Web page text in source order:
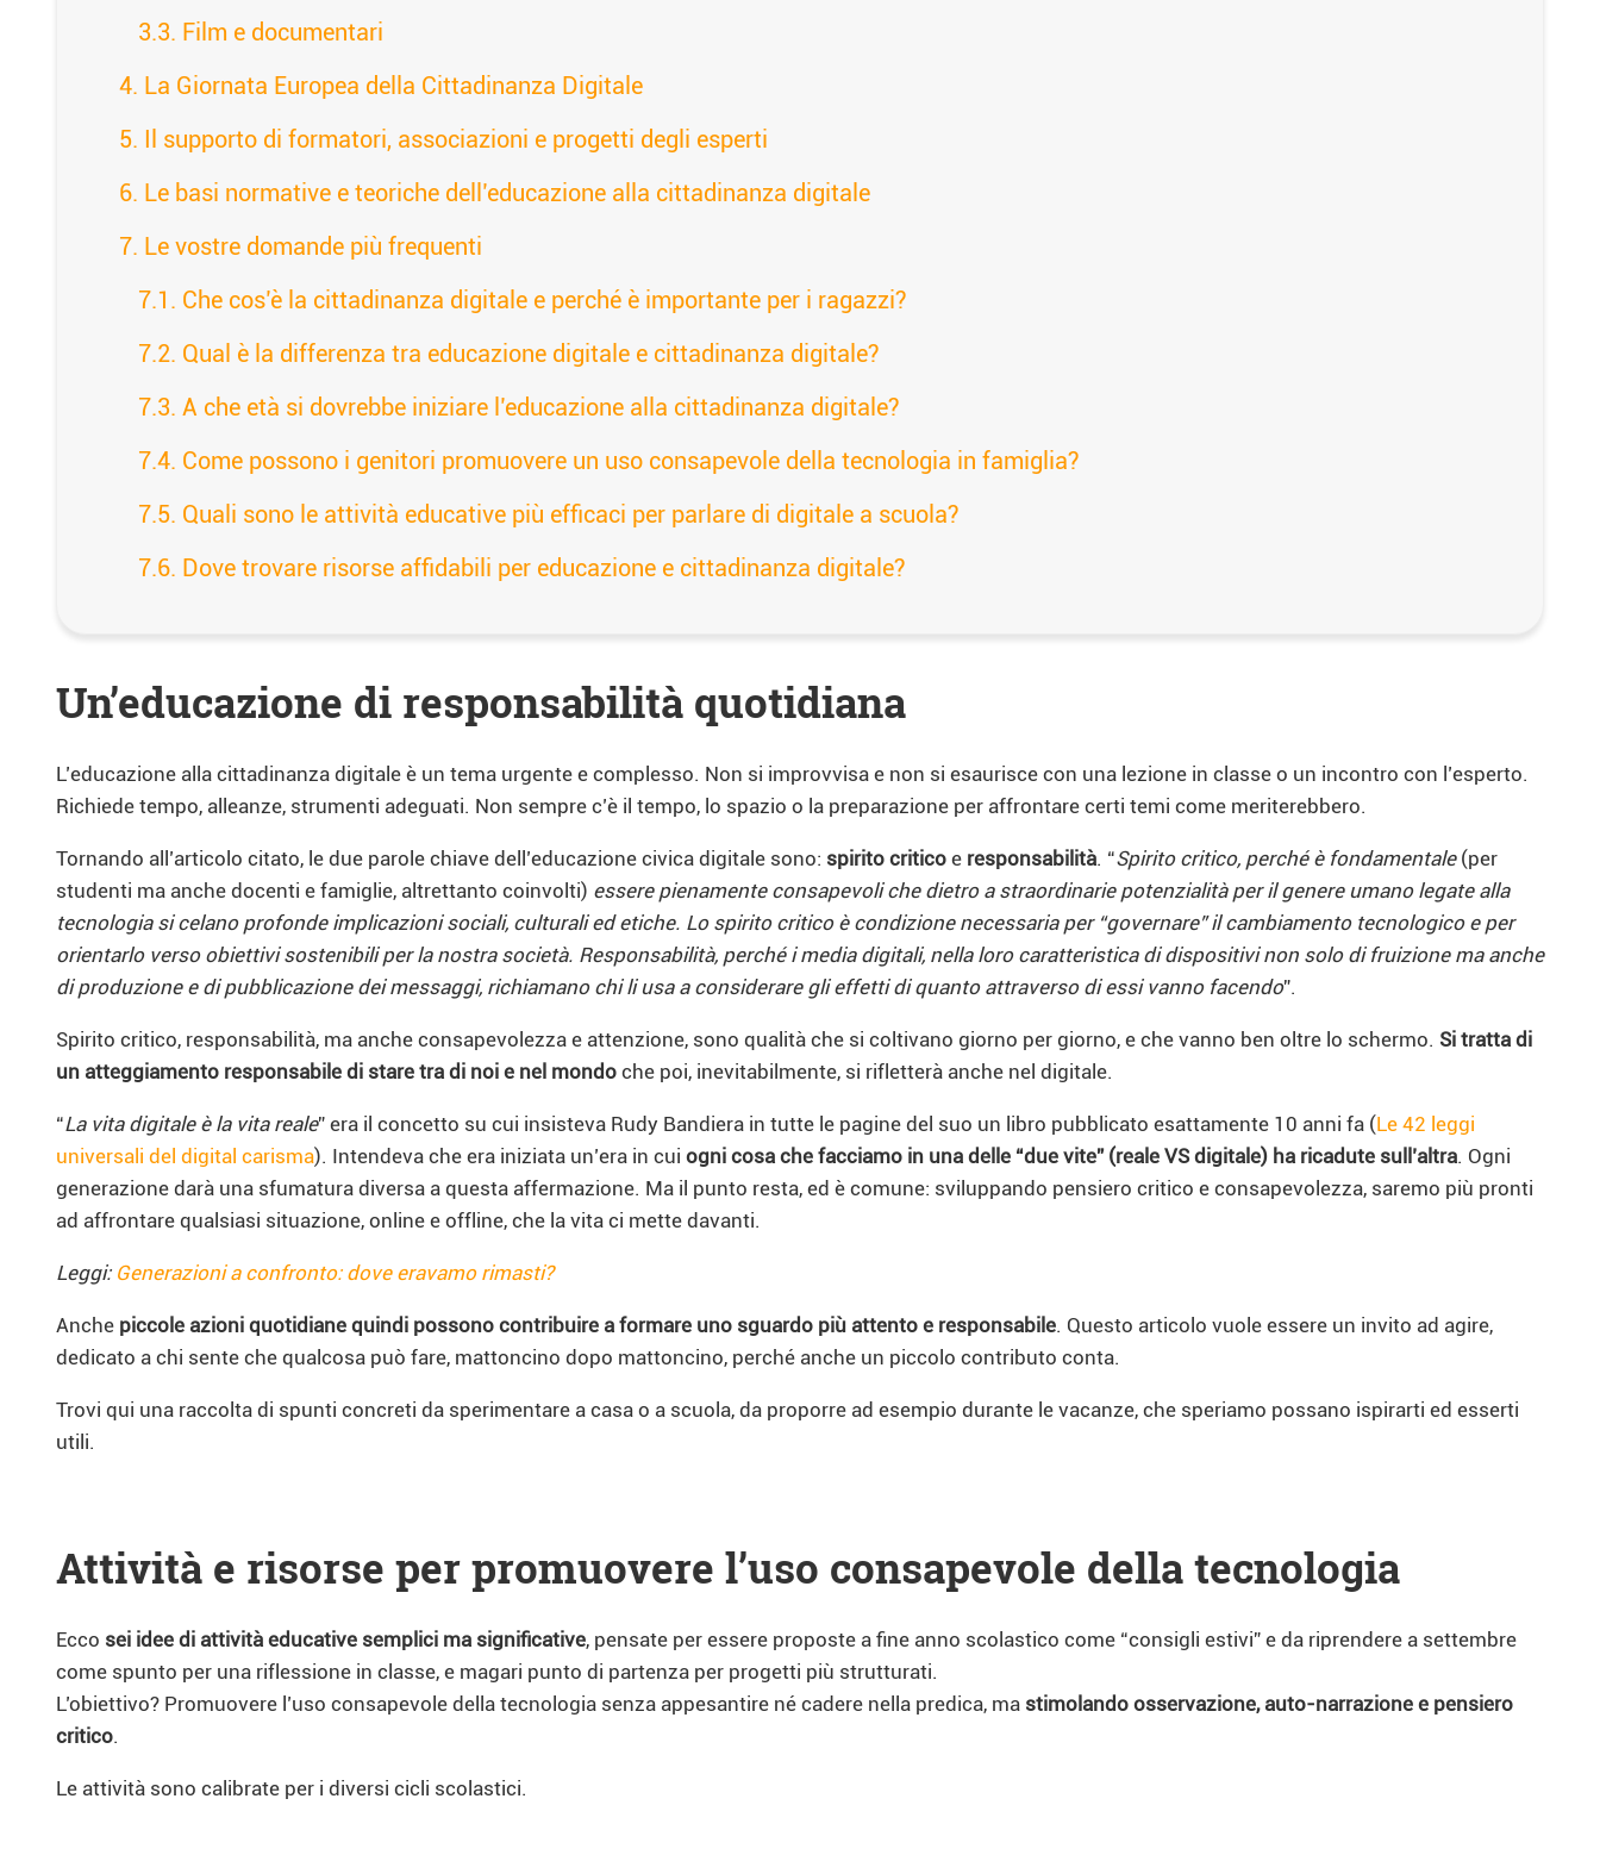
Film e documentari
La Giornata Europea della Cittadinanza Digitale
Il supporto di formatori, associazioni e progetti degli esperti
Le basi normative e teoriche dell’educazione alla cittadinanza digitale
Le vostre domande più frequenti
Che cos’è la cittadinanza digitale e perché è importante per i ragazzi?
Qual è la differenza tra educazione digitale e cittadinanza digitale?
A che età si dovrebbe iniziare l’educazione alla cittadinanza digitale?
Come possono i genitori promuovere un uso consapevole della tecnologia in famiglia?
Quali sono le attività educative più efficaci per parlare di digitale a scuola?
Dove trovare risorse affidabili per educazione e cittadinanza digitale?
Un’educazione di responsabilità quotidiana
L’educazione alla cittadinanza digitale è un tema urgente e complesso. Non si improvvisa e non si esaurisce con una lezione in classe o un incontro con l’esperto.
Richiede tempo, alleanze, strumenti adeguati. Non sempre c’è il tempo, lo spazio o la preparazione per affrontare certi temi come meriterebbero.
Tornando all’articolo citato, le due parole chiave dell’educazione civica digitale sono: spirito critico e responsabilità. “Spirito critico, perché è fondamentale (per
studenti ma anche docenti e famiglie, altrettanto coinvolti) essere pienamente consapevoli che dietro a straordinarie potenzialità per il genere umano legate alla
tecnologia si celano profonde implicazioni sociali, culturali ed etiche. Lo spirito critico è condizione necessaria per “governare” il cambiamento tecnologico e per
orientarlo verso obiettivi sostenibili per la nostra società. Responsabilità, perché i media digitali, nella loro caratteristica di dispositivi non solo di fruizione ma anche
di produzione e di pubblicazione dei messaggi, richiamano chi li usa a considerare gli effetti di quanto attraverso di essi vanno facendo”.
Spirito critico, responsabilità, ma anche consapevolezza e attenzione, sono qualità che si coltivano giorno per giorno, e che vanno ben oltre lo schermo. Si tratta di
un atteggiamento responsabile di stare tra di noi e nel mondo che poi, inevitabilmente, si rifletterà anche nel digitale.
“La vita digitale è la vita reale” era il concetto su cui insisteva Rudy Bandiera in tutte le pagine del suo un libro pubblicato esattamente 10 anni fa (Le 42 leggi
universali del digital carisma). Intendeva che era iniziata un’era in cui ogni cosa che facciamo in una delle “due vite” (reale VS digitale) ha ricadute sull’altra. Ogni
generazione darà una sfumatura diversa a questa affermazione. Ma il punto resta, ed è comune: sviluppando pensiero critico e consapevolezza, saremo più pronti
ad affrontare qualsiasi situazione, online e offline, che la vita ci mette davanti.
Leggi: Generazioni a confronto: dove eravamo rimasti?
Anche piccole azioni quotidiane quindi possono contribuire a formare uno sguardo più attento e responsabile. Questo articolo vuole essere un invito ad agire,
dedicato a chi sente che qualcosa può fare, mattoncino dopo mattoncino, perché anche un piccolo contributo conta.
Trovi qui una raccolta di spunti concreti da sperimentare a casa o a scuola, da proporre ad esempio durante le vacanze, che speriamo possano ispirarti ed esserti
utili.
Attività e risorse per promuovere l’uso consapevole della tecnologia
Ecco sei idee di attività educative semplici ma significative, pensate per essere proposte a fine anno scolastico come “consigli estivi” e da riprendere a settembre
come spunto per una riflessione in classe, e magari punto di partenza per progetti più strutturati.
L’obiettivo? Promuovere l’uso consapevole della tecnologia senza appesantire né cadere nella predica, ma stimolando osservazione, auto-narrazione e pensiero
critico.
Le attività sono calibrate per i diversi cicli scolastici.